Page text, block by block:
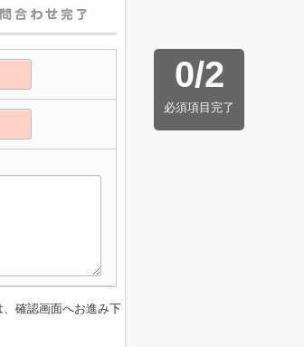
0/2
必須項目完了
確認画面へお進み下